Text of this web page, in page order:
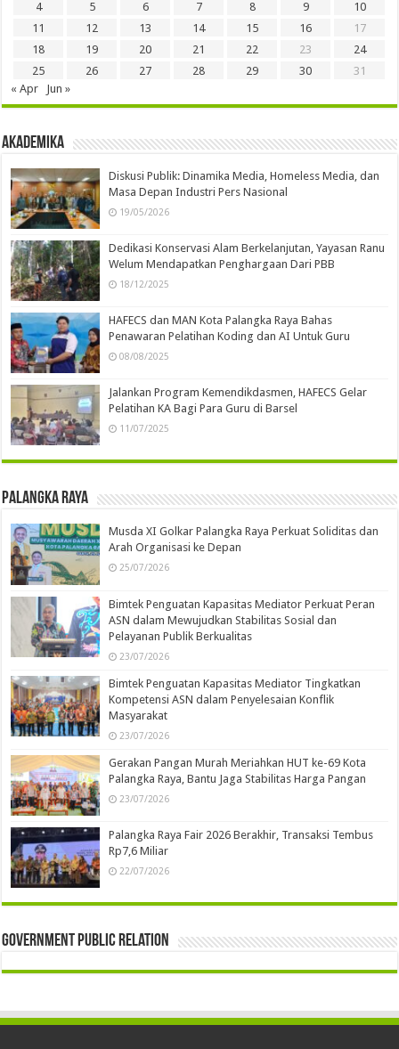
4
5 6 7 8 9
10
11
12 13 14 15 16
17
18
19 20 21 22 23
24
25
26 27 28 29 30
31
« Apr
Jun »
Akademika
Diskusi Publik: Dinamika Media, Homeless Media, dan
Masa Depan Industri Pers Nasional
19/05/2026
Dedikasi Konservasi Alam Berkelanjutan, Yayasan Ranu
Welum Mendapatkan Penghargaan Dari PBB
18/12/2025
HAFECS dan MAN Kota Palangka Raya Bahas
Penawaran Pelatihan Koding dan AI Untuk Guru
08/08/2025
Jalankan Program Kemendikdasmen, HAFECS Gelar
Pelatihan KA Bagi Para Guru di Barsel
11/07/2025
Palangka Raya
Musda XI Golkar Palangka Raya Perkuat Soliditas dan
Arah Organisasi ke Depan
25/07/2026
Bimtek Penguatan Kapasitas Mediator Perkuat Peran
ASN dalam Mewujudkan Stabilitas Sosial dan
Pelayanan Publik Berkualitas
23/07/2026
Bimtek Penguatan Kapasitas Mediator Tingkatkan
Kompetensi ASN dalam Penyelesaian Konflik
Masyarakat
23/07/2026
Gerakan Pangan Murah Meriahkan HUT ke-69 Kota
Palangka Raya, Bantu Jaga Stabilitas Harga Pangan
23/07/2026
Palangka Raya Fair 2026 Berakhir, Transaksi Tembus
Rp7,6 Miliar
22/07/2026
Government Public Relation